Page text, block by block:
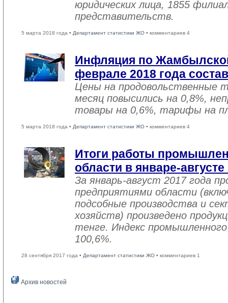
юридических лица, 1855
представительств.
5 марта 2018 года • Департамент статистики ЖО • комментариев 4
Инфляция по
феврале 2018 года
Цены на продовольственные
месяц повысились на 0,8%,
товары на 0,6%, тарифы на
5 марта 2018 года • Департамент статистики ЖО • комментариев 4
Итоги работы
области в январе-августе
За январь-август 2017 года
предприятиями области
подсобные производства и
хозяйств) произведено
тенге. Индекс
100,6%.
28 сентября 2017 года • Департамент статистики ЖО • комментариев 1
Архив новостей